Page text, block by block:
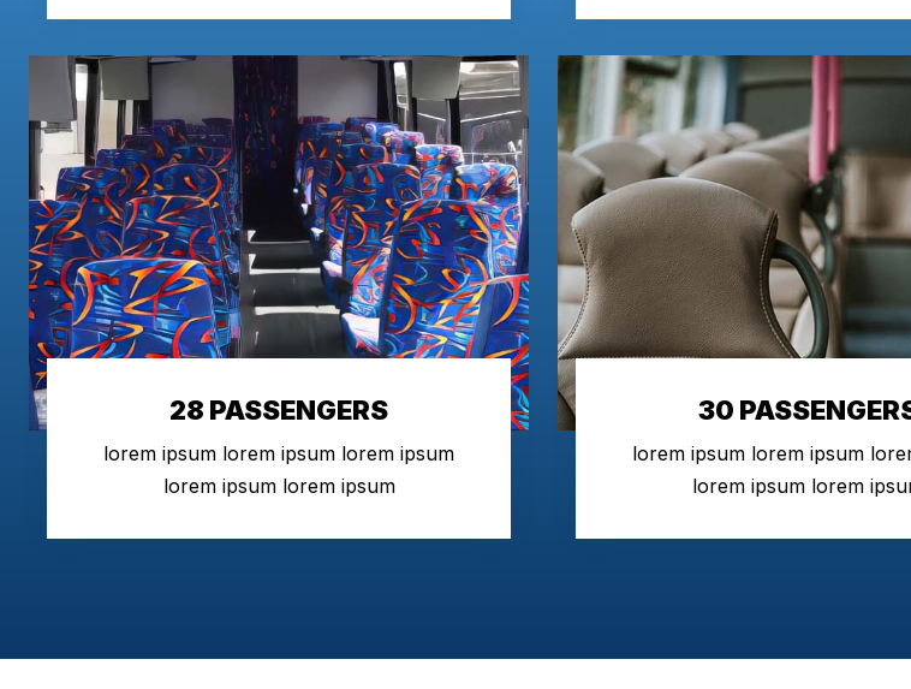
28 PASSENGERS
lorem ipsum lorem ipsum lorem ipsum
lorem ipsum lorem ipsum
30
lorem ipsum lorem ipsum
lorem ipsum lorem